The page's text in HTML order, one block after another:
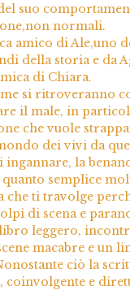
suo
normali.
amico di Ale,uno
della storia e da
di Chiara.
si ritroveranno
il male, in
che vuole
dei vivi da
ingannare, la
semplice
che ti travolge
di scena e
leggero,
macabre e un
ciò la
coinvolgente e